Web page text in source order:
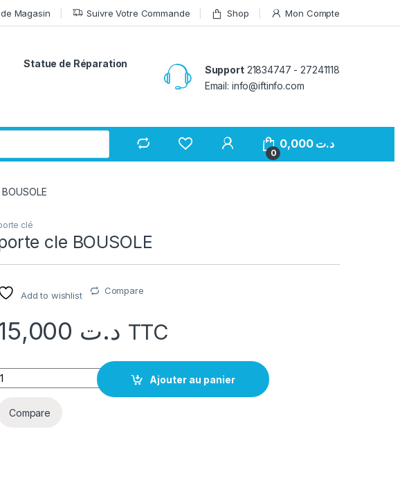
Magasin Suivre Votre Commande Shop Mon Compte
Statue de Réparation
Support21834747 - 27241118
Email: info@iftinfo.com
0
د.ت 0,000
clé
cle BOUSOLE
Add to wishlist Compare
د.ت TTC
quantité porte cle BOUSOLE
Ajouter au panier
Compare